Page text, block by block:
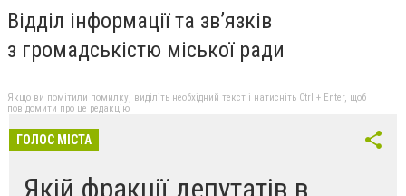
Відділ інформації та зв’язків
з громадськістю міської ради
Якщо ви помітили помилку, виділіть необхідний текст і натисніть Ctrl + Enter, щоб
повідомити про це редакцію
ГОЛОС МІСТА
Якій фракції депутатів в